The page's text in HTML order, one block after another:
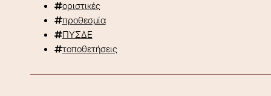
οριστικές
προθεσμία
ΠΥΣΔΕ
τοποθετήσεις